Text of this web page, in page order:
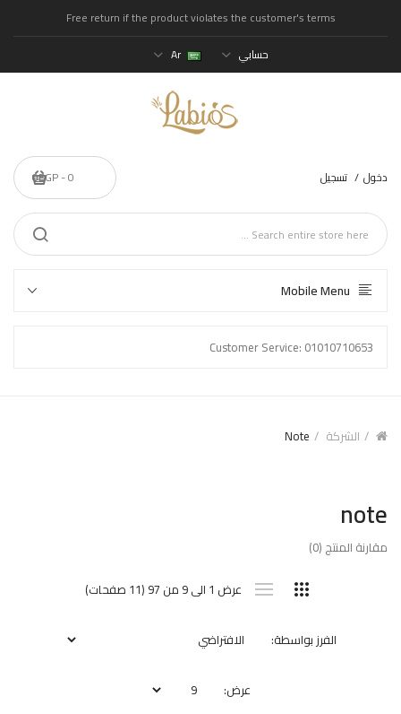
Free return if the product violates the customer's terms
حسابي
Ar
دخول تسجيل 0 - 0EGP
Mobile Menu
Customer Service: 01010710653
الشركة Note
note
مقارنة المنتج (0)
عرض 1 الى 9 من 97 (11 صفحات)
الفرز بواسطة:
عرض: